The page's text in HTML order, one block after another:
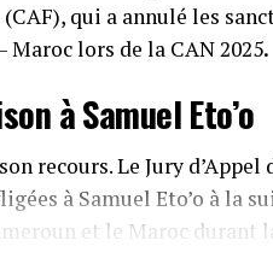
qui a annulé les
lors de la CAN 2025.
à Samuel Eto’o
recours. Le Jury d’Appel
à Samuel Eto’o à la
et le Maroc durant